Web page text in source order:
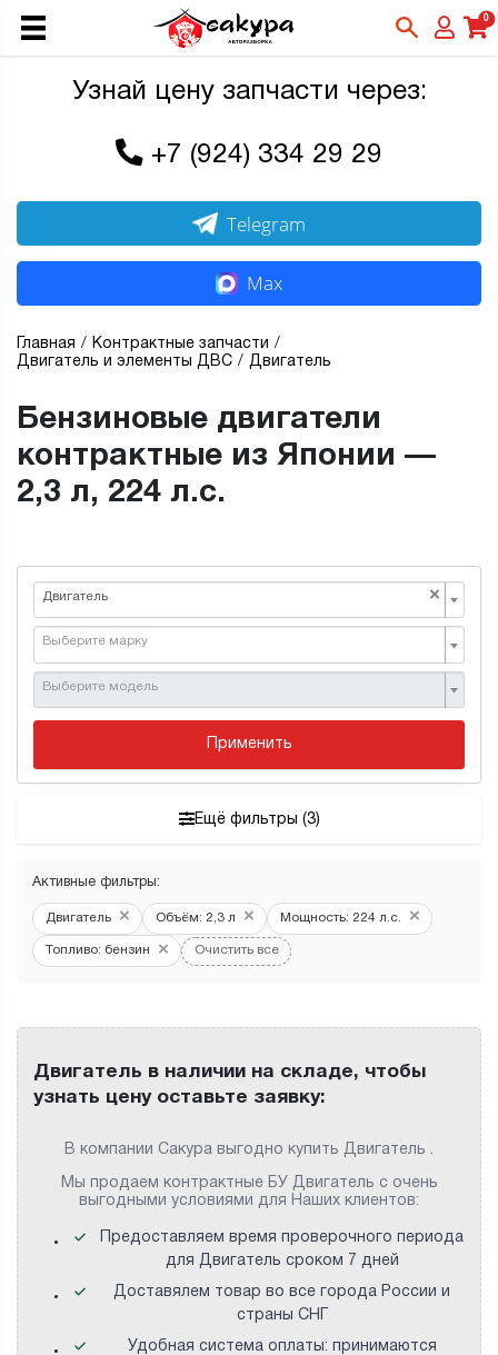
0
Узнай цену запчасти через:
+7 (924) 334 29 29
Telegram
Max
Главная
Контрактные запчасти
Двигатель и элементы ДВС
Двигатель
Бензиновые двигатели
контрактные из Японии —
2,3 л, 224 л.с.
×
Двигатель
Выберите марку
Выберите модель
Применить
Ещё фильтры (3)
Активные фильтры:
Двигатель × Объём: 2,3 л × Мощность: 224 л.с. ×
Топливо: бензин × Очистить все
Двигатель в наличии на складе, чтобы
узнать цену оставьте заявку:
В компании Сакура выгодно купить Двигатель .
Мы продаем контрактные БУ Двигатель с очень
выгодными условиями для Наших клиентов:
Предоставляем время проверочного периода
для Двигатель сроком 7 дней
Доставялем товар во все города России и
страны СНГ
Удобная система оплаты: принимаются